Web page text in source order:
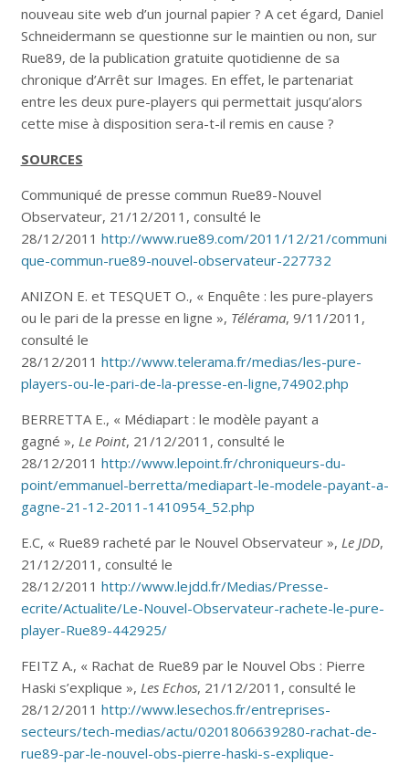
nouveau site web d’un journal papier ? A cet égard, Daniel
Schneidermann se questionne sur le maintien ou non, sur
Rue89, de la publication gratuite quotidienne de sa
chronique d’Arrêt sur Images. En effet, le partenariat
entre les deux pure-players qui permettait jusqu’alors
cette mise à disposition sera-t-il remis en cause ?
SOURCES
Communiqué de presse commun Rue89-Nouvel
Observateur, 21/12/2011, consulté le
28/12/2011 http://www.rue89.com/2011/12/21/communi
que-commun-rue89-nouvel-observateur-227732
ANIZON E. et TESQUET O., « Enquête : les pure-players
ou le pari de la presse en ligne », Télérama, 9/11/2011,
consulté le
28/12/2011 http://www.telerama.fr/medias/les-pure-
players-ou-le-pari-de-la-presse-en-ligne,74902.php
BERRETTA E., « Médiapart : le modèle payant a
gagné », Le Point, 21/12/2011, consulté le
28/12/2011 http://www.lepoint.fr/chroniqueurs-du-
point/emmanuel-berretta/mediapart-le-modele-payant-a-
gagne-21-12-2011-1410954_52.php
E.C, « Rue89 racheté par le Nouvel Observateur », Le JDD,
21/12/2011, consulté le
28/12/2011 http://www.lejdd.fr/Medias/Presse-
ecrite/Actualite/Le-Nouvel-Observateur-rachete-le-pure-
player-Rue89-442925/
FEITZ A., « Rachat de Rue89 par le Nouvel Obs : Pierre
Haski s’explique », Les Echos, 21/12/2011, consulté le
28/12/2011 http://www.lesechos.fr/entreprises-
secteurs/tech-medias/actu/0201806639280-rachat-de-
rue89-par-le-nouvel-obs-pierre-haski-s-explique-